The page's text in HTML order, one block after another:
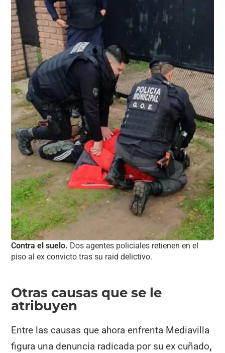
Contra el suelo. Dos agentes policiales retienen en el
piso al ex convicto tras su raid delictivo.
Otras causas que se le
atribuyen
Entre las causas que ahora enfrenta Mediavilla
figura una denuncia radicada por su ex cuñado,